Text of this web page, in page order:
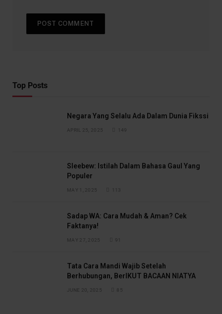
Top Posts
Negara Yang Selalu Ada Dalam Dunia Fikssi
APRIL 25, 2025 149
Sleebew: Istilah Dalam Bahasa Gaul Yang
Populer
MAY 1, 2025 113
Sadap WA: Cara Mudah & Aman? Cek
Faktanya!
MAY 27, 2025 91
Tata Cara Mandi Wajib Setelah
Berhubungan, BerIKUT BACAAN NIATYA
JUNE 20, 2025 85